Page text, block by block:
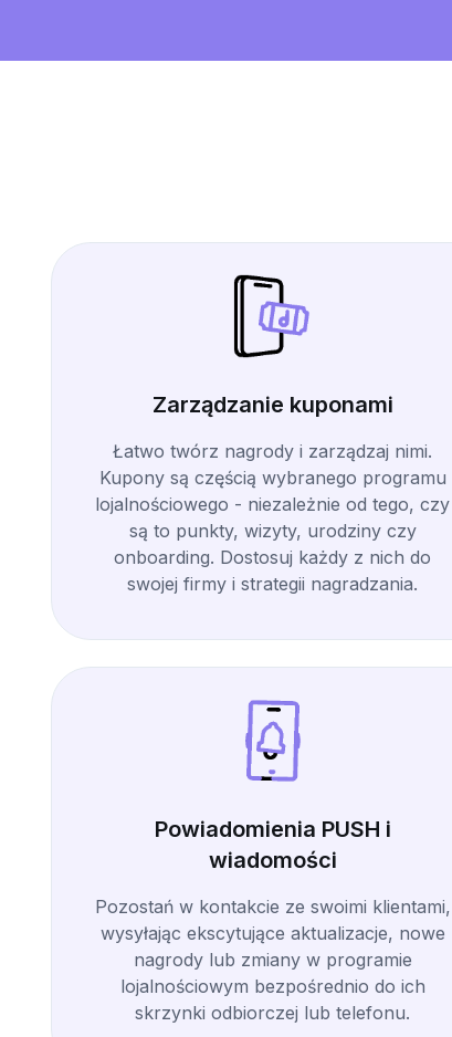
Zarządzanie kuponami
Łatwo twórz nagrody i zarządzaj nimi.
Kupony są częścią wybranego programu
lojalnościowego - niezależnie od tego, czy
są to punkty, wizyty, urodziny czy
onboarding. Dostosuj każdy z nich do
swojej firmy i strategii nagradzania.
Powiadomienia PUSH i
wiadomości
Pozostań w kontakcie ze swoimi klientami,
wysyłając ekscytujące aktualizacje, nowe
nagrody lub zmiany w programie
lojalnościowym bezpośrednio do ich
skrzynki odbiorczej lub telefonu.